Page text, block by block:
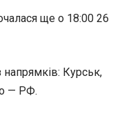
ще о 18:00 26
напрямків: Курськ,
— РФ.